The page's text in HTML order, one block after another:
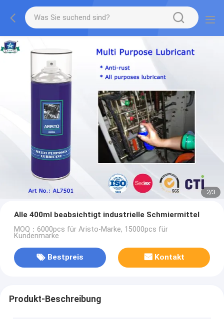
2/3
Alle 400ml beabsichtigt industrielle Schmiermittel
MOQ：6000pcs für Aristo-Marke, 15000pcs für
Kundenmarke
Bestpreis Kontakt
Produkt-Beschreibung